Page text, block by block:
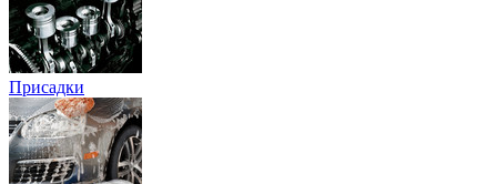
Присадки